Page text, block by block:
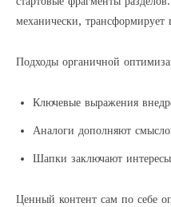
механически, трансформирует
Подходы органичной
Ключевые выражения
Аналоги дополняют
Шапки заключают интересы
Ценный контент сам по себе